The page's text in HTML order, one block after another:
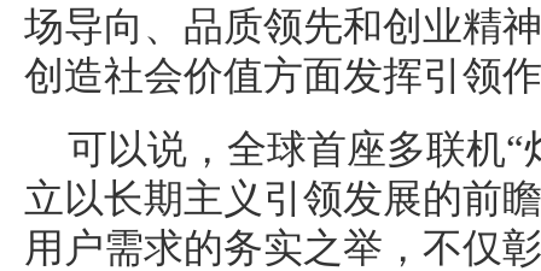
场导向、品质领先和创业精
创造社会价值方面发挥引领
可以说，全球首座多联机
立以长期主义引领发展的前
用户需求的务实之举，不仅